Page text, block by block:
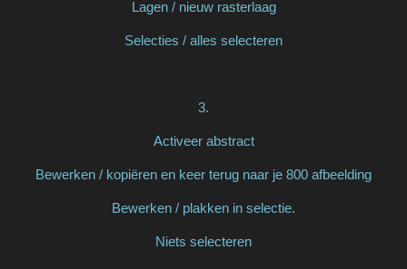
Lagen / nieuw rasterlaag
Selecties / alles selecteren
3.
Activeer abstract
Bewerken / kopiëren en keer terug naar je 800 afbeelding
Bewerken / plakken in selectie.
Niets selecteren